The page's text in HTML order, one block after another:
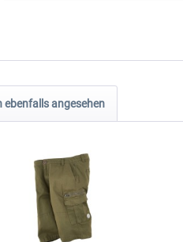
ebenfalls angesehen